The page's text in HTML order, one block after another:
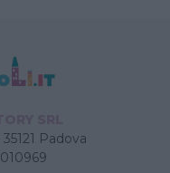
Padova